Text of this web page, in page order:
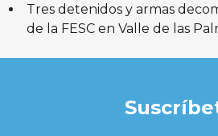
Tres detenidos y armas
de la FESC en Valle de las